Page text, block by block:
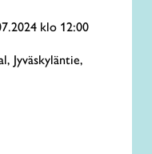
klo 12:00
Jyväskyläntie,